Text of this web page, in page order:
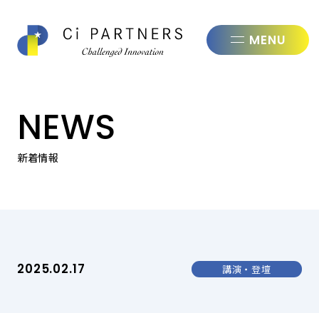
株式会社
NEWS
新着情報
2025.02.17 講演・登壇